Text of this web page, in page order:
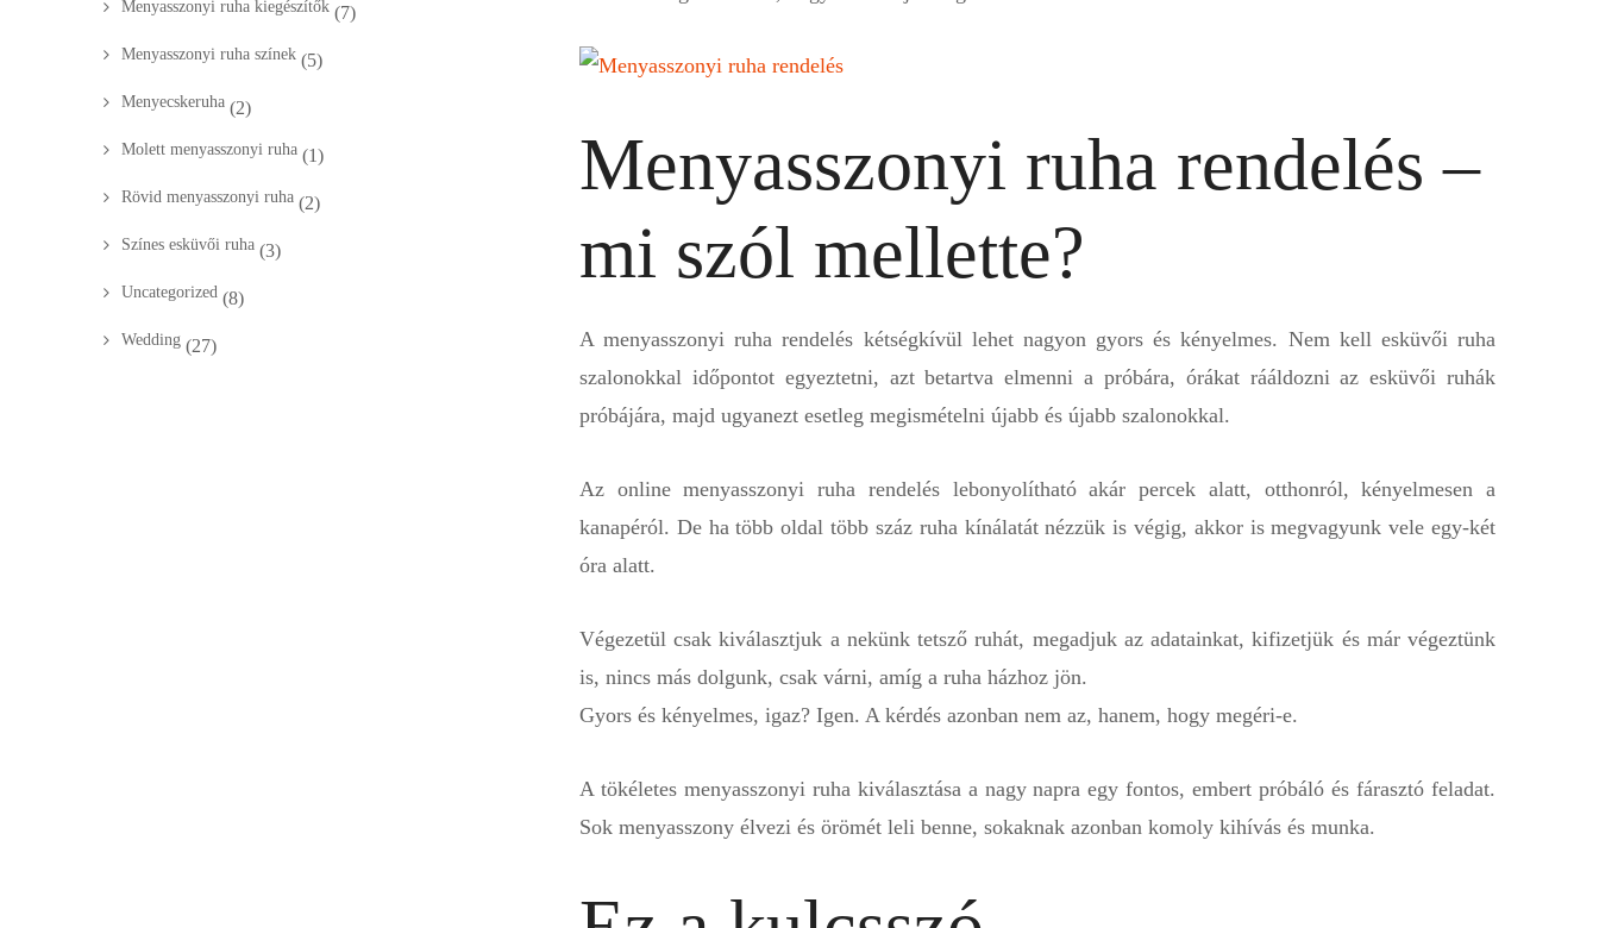
Menyasszonyi ruha rendelés –
mi szól mellette?
A menyasszonyi ruha rendelés kétségkívül lehet nagyon gyors és kényelmes. Nem kell esküvői ruha
szalonokkal időpontot egyeztetni, azt betartva elmenni a próbára, órákat rááldozni az esküvői ruhák
próbájára, majd ugyanezt esetleg megismételni újabb és újabb szalonokkal.
Az online menyasszonyi ruha rendelés lebonyolítható akár percek alatt, otthonról, kényelmesen a
kanapéról. De ha több oldal több száz ruha kínálatát nézzük is végig, akkor is megvagyunk vele egy-két
óra alatt.
Végezetül csak kiválasztjuk a nekünk tetsző ruhát, megadjuk az adatainkat, kifizetjük és már végeztünk
is, nincs más dolgunk, csak várni, amíg a ruha házhoz jön.
Gyors és kényelmes, igaz? Igen. A kérdés azonban nem az, hanem, hogy megéri-e.
A tökéletes menyasszonyi ruha kiválasztása a nagy napra egy fontos, embert próbáló és fárasztó feladat.
Sok menyasszony élvezi és örömét leli benne, sokaknak azonban komoly kihívás és munka.
Menyasszonyi ruha kiegészítők (7)
Menyasszonyi ruha színek (5)
Menyecskeruha (2)
Molett menyasszonyi ruha (1)
Rövid menyasszonyi ruha (2)
Színes esküvői ruha (3)
Uncategorized (8)
Wedding (27)